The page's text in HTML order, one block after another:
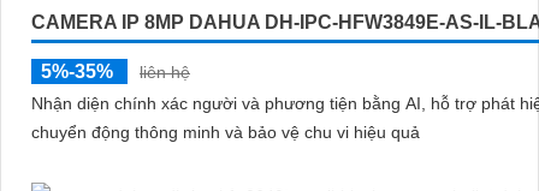
CAMERA IP 8MP DAHUA DH-IPC-HFW3849E-AS-IL-
5%-35%
liên hệ
Nhận diện chính xác người và phương tiện bằng AI, hỗ trợ phát
chuyển động thông minh và bảo vệ chu vi hiệu quả